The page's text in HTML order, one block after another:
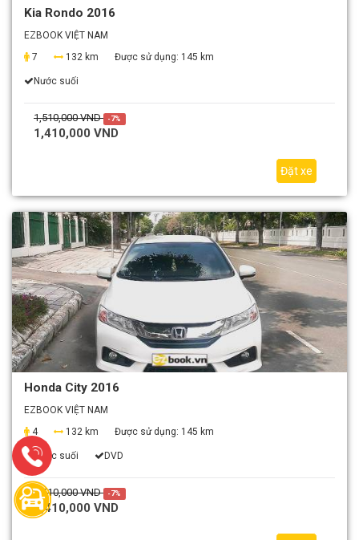
Kia Rondo 2016
EZBOOK VIỆT NAM
7
132 km Được sử dụng: 145 km
Nước suối
1,510,000 VND -7%
1,410,000 VND
Đặt xe
Honda City 2016
EZBOOK VIỆT NAM
4
132 km Được sử dụng: 145 km
Nước suối DVD
1,510,000 VND -7%
1,410,000 VND